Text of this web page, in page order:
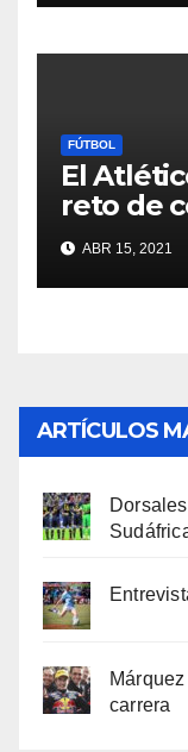
FÚTBOL
El
reto de
ABR 15, 2021
ARTÍCULOS
carrera